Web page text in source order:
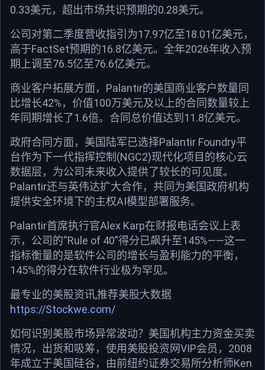
0.33美元，超出市场共识预期的0.28美元。
公司对第二季度营收指引为17.97亿至18.01亿美元，
高于FactSet预期的16.8亿美元。全年2026年收入预
期上调至76.5亿至76.6亿美元。
商业客户拓展方面，Palantir的美国商业客户数量同
比增长42%，价值100万美元及以上的合同数量较上
年同期增长了1.6倍。合同总价值达到11.8亿美元。
政府合同方面，美国陆军已选择Palantir Foundry平
台作为下一代指挥控制(NGC2)现代化项目的核心云
数据层，为公司未来收入提供了较长的可见度。
Palantir还与英伟达扩大合作，共同为美国政府机构
提供安全环境下的主权AI模型部署服务。
Palantir首席执行官Alex Karp在财报电话会议上表
示，公司的“Rule of 40”得分已飙升至145%——这一
指标衡量的是软件公司的增长与盈利能力的平衡，
145%的得分在软件行业极为罕见。
最专业的美股资讯,推荐美股大数据
https://Stockwe.com/
如何识别美股市场异常波动？美国机构主力资金买卖
情况，出货和吸筹，使用美股投资网VIP会员，2008
年成立于美国硅谷，由前纽约证券交易所分析师Ken